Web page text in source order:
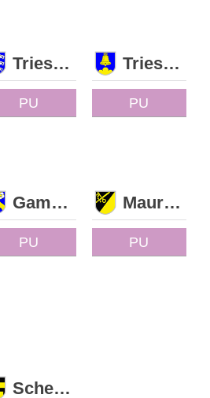
Triesen
PU
Triesenberg
PU
Gamprin
PU
Mauren
PU
Schellenberg